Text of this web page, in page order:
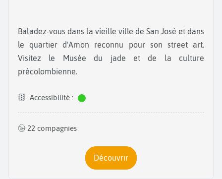
Baladez-vous dans la vieille ville de San José et dans
le quartier d'Amon reconnu pour son street art.
Visitez le Musée du jade et de la culture
précolombienne.
Accessibilité :
22 compagnies
Découvrir